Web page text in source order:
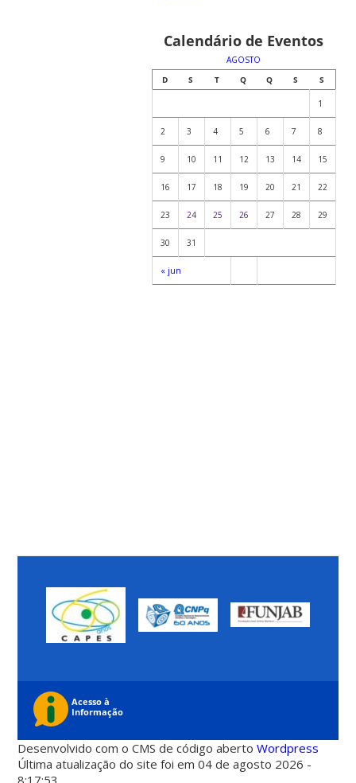
Calendário de Eventos
AGOSTO
D
S T Q Q S S
« jun
1
2 3 4 5 6 7 8
9 10 11 12 13 14 15
16 17 18 19 20 21 22
23 24 25 26 27 28 29
30 31
Desenvolvido com o CMS de código abertoWordpress
Última atualização do site foi em 04 de agosto 2026 -